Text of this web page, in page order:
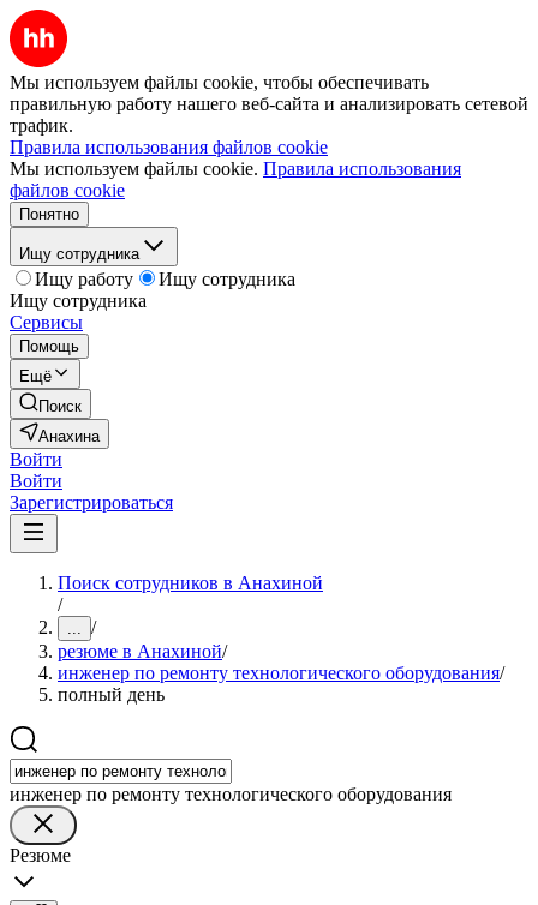
Мы используем файлы cookie, чтобы обеспечивать
правильную работу нашего веб-сайта и анализировать сетевой
трафик.
Правила использования файлов cookie
Мы используем файлы cookie. Правила использования
файлов cookie
Понятно
Ищу сотрудника
Ищу работу
Ищу сотрудника
Ищу сотрудника
Сервисы
Помощь
Ещё
Поиск
Анахина
Войти
Войти
Зарегистрироваться
Поиск сотрудников в Анахиной
/
... /
резюме в Анахиной/
инженер по ремонту технологического оборудования/
полный день
инженер по ремонту технологического оборудования
Резюме